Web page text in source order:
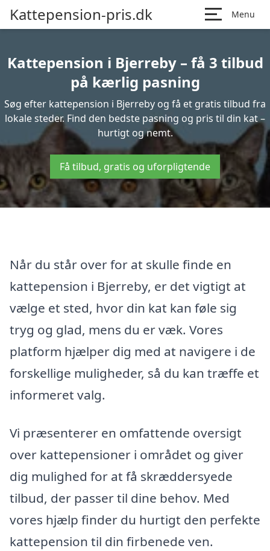
Kattepension-pris.dk Menu
Kattepension i Bjerreby – få 3 tilbud
på kærlig pasning
Søg efter kattepension i Bjerreby og få et gratis tilbud fra
lokale steder. Find den bedste pasning og pris til din kat –
hurtigt og nemt.
Få tilbud, gratis og uforpligtende
Når du står over for at skulle finde en
kattepension i Bjerreby, er det vigtigt at
vælge et sted, hvor din kat kan føle sig
tryg og glad, mens du er væk. Vores
platform hjælper dig med at navigere i de
forskellige muligheder, så du kan træffe et
informeret valg.
Vi præsenterer en omfattende oversigt
over kattepensioner i området og giver
dig mulighed for at få skræddersyede
tilbud, der passer til dine behov. Med
vores hjælp finder du hurtigt den perfekte
kattepension til din firbenede ven.